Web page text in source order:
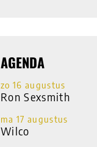
AGENDA
zo 16 augustus
Ron Sexsmith
ma 17 augustus
Wilco